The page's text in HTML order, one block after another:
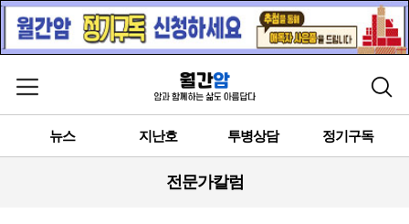
메뉴 열기 검색
뉴스 지난호 투병상담 정기구독
전문가칼럼